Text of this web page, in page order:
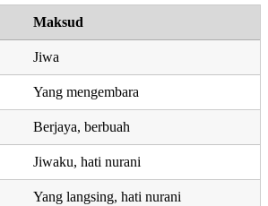
Maksud
Jiwa
Yang mengembara
Berjaya, berbuah
Jiwaku, hati nurani
Yang langsing, hati nurani